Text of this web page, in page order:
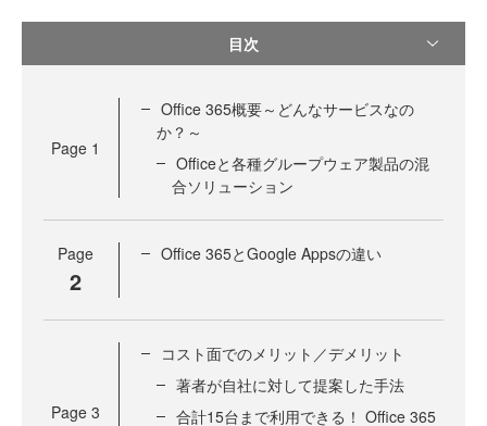
目次
Page 1
Office 365概要～どんなサービスなの
か？～
Officeと各種グループウェア製品の混
合ソリューション
Page
2
Office 365とGoogle Appsの違い
Page 3
コスト面でのメリット／デメリット
著者が自社に対して提案した手法
合計15台まで利用できる！ Office 365